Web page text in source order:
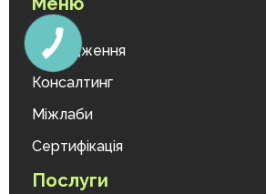
Дослідження
Консалтинг
Міжлаби
Сертифікація
Послуги